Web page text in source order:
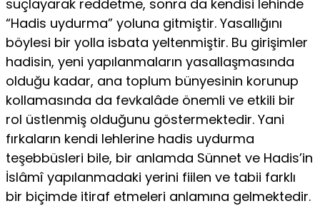
suçlayarak reddetme, sonra da kendisi lehinde
“Hadis uydurma” yoluna gitmiştir. Yasallığını
böylesi bir yolla isbata yeltenmiştir. Bu girişimler
hadisin, yeni yapılanmaların yasallaşmasında
olduğu kadar, ana toplum bünyesinin korunup
kollamasında da fevkalâde önemli ve etkili bir
rol üstlenmiş olduğunu göstermektedir. Yani
fırkaların kendi lehlerine hadis uydurma
teşebbüsleri bile, bir anlamda Sünnet ve Hadis’in
İslâmî yapılanmadaki yerini fiilen ve tabii farklı
bir biçimde itiraf etmeleri anlamına gelmektedir.